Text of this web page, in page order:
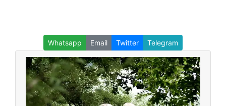
Whatsapp Email Twitter Telegram